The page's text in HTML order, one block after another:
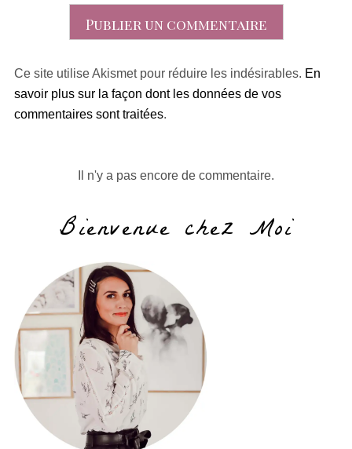
Ce site utilise Akismet pour réduire les indésirables. En
savoir plus sur la façon dont les données de vos
commentaires sont traitées.
Il n'y a pas encore de commentaire.
Bienvenue chez Moi